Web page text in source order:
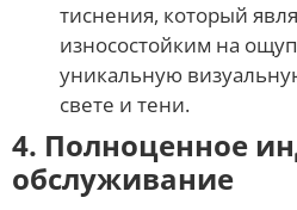
тиснения, который
износостойким на
уникальную
свете и тени.
4. Полноценное
обслуживание